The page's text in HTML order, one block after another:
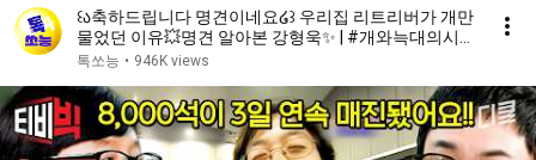
꒰ა축하드립니다 명견이네요໒꒱ 우리집 리트리버가 개만
물었던 이유💥명견 알아본 강형욱✨ | #개와늑대의시간
2 6회
톡쏘능 • 946K views